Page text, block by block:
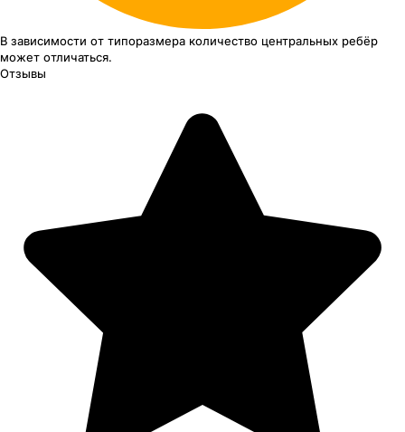
В зависимости от типоразмера количество центральных ребёр
может отличаться.
Отзывы